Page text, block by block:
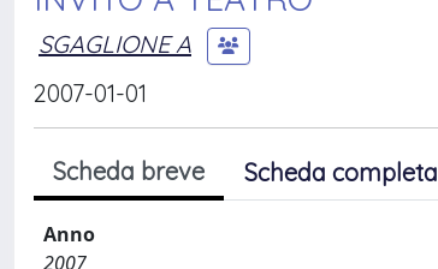
SGAGLIONE A
2007-01-01
Scheda breve Scheda completa
Anno
2007